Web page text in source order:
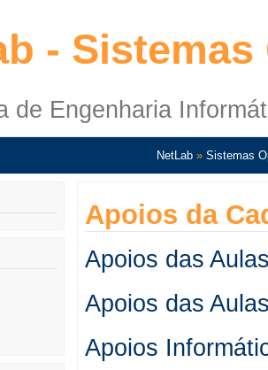
-
de Engenharia
NetLab » Sistemas
Apoios da
Apoios das
Apoios das
Apoios